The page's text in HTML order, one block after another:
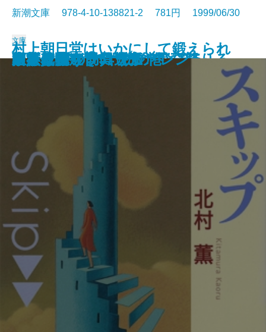
血脈の火―流転の海 第三部―
流しのしたの骨
一人の男が飛行機から飛び降りる
初ものがたり
見張り塔から ずっと
怒らぬ慶之助
村上朝日堂はいかにして鍛えられ
たか
人斬り半次郎 幕末編
人斬り半次郎 賊将編
そういうふうにできている
新潮文庫 978-4-10-138821-2 781円 1999/06/30
文庫
スキップ
西行花伝
陋巷に在り〔5〕妨の巻
玉人
名人は危うきに遊ぶ
家族依存症
ドラマチック チルドレン
ヒトラーの防具〔上〕
ヒトラーの防具〔下〕
東亰異聞